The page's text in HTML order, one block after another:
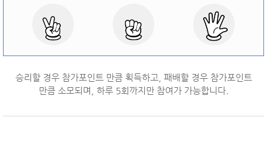
승리할 경우 참가포인트 만큼 획득하고, 패배할 경우 참가포인트
만큼 소모되며, 하루 5회까지만 참여가 가능합니다.